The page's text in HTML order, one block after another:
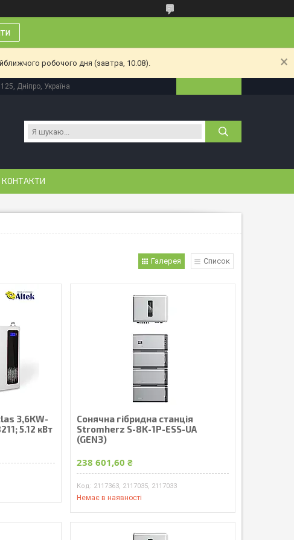
робочого дня (завтра, 10.08).
Дніпро, Україна
КОНТАКТИ
Галерея Список
3,6KW-
5.12 кBт
Сонячна гібридна станція
Stromherz S-8K-1Р-ESS-UA
(GEN3)
238 601,60 ₴
2117363, 2117035, 2117033
Немає в наявності